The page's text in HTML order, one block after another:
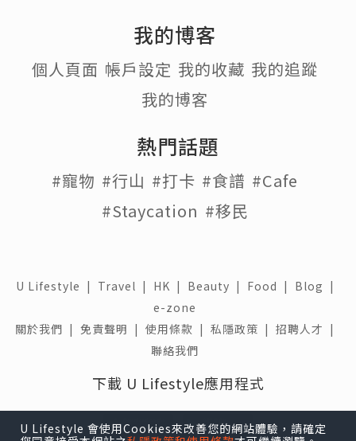
我的博客
個人頁面 帳戶設定 我的收藏 我的追蹤
我的博客
熱門話題
#寵物 #行山 #打卡 #食譜 #Cafe
#Staycation #移民
U Lifestyle | Travel | HK | Beauty | Food | Blog |
e-zone
關於我們 | 免責聲明 | 使用條款 | 私隱政策 | 招聘人才 |
聯絡我們
下載 U Lifestyle應用程式
U Lifestyle 會使用Cookies來改善您的網站體驗，請確定